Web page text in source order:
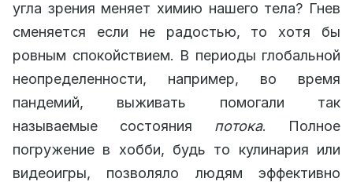
угла зрения меняет химию нашего тела? Гнев
сменяется если не радостью, то хотя бы
ровным спокойствием. В периоды глобальной
неопределенности, например, во время
пандемий, выживать помогали так
называемые состояния потока. Полное
погружение в хобби, будь то кулинария или
видеоигры, позволяло людям эффективно